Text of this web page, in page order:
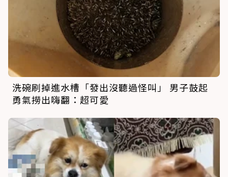
洗碗刷掉進水槽「發出沒聽過怪叫」 男子鼓起
勇氣撈出嗨翻：超可愛